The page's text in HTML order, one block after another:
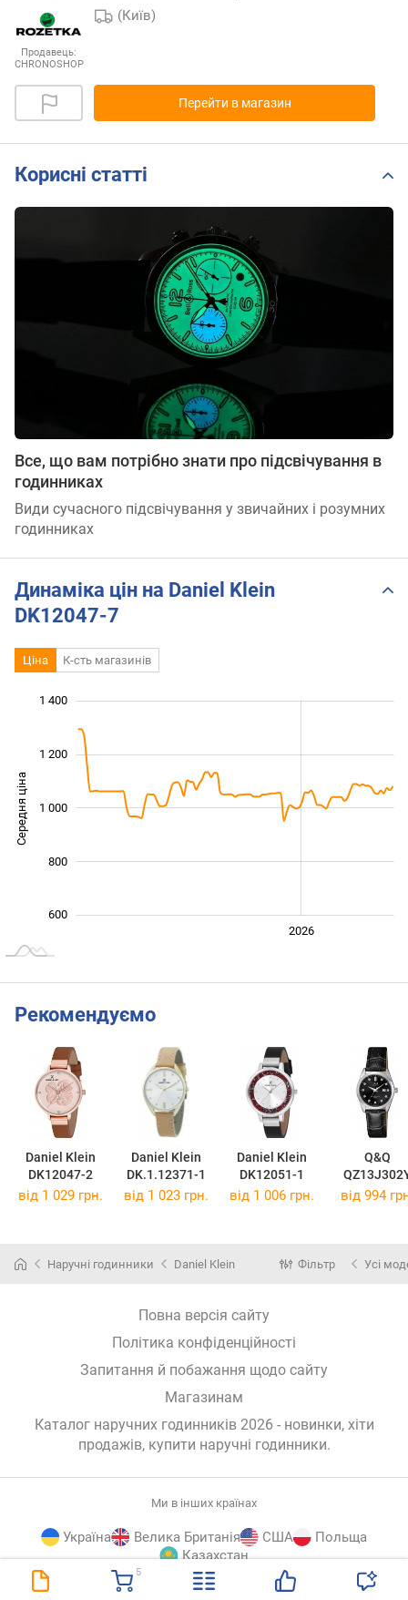
5
Продавець:
CHRONOSHOP
(Київ)
Перейти в магазин
Корисні статті
Все, що вам потрібно знати про підсвічування в
годинниках
Види сучасного підсвічування у звичайних і розумних
годинниках
Динаміка цін на Daniel Klein
DK12047-7
Ціна К-сть магазинів
Середня ціна 1 000
600
800
1 000
1 200
1 400
2026
Рекомендуємо
Daniel Klein
DK12047-2
Daniel Klein
DK.1.12371-1
Daniel Klein
DK12051-1
Q&Q
від 1 029 грн. від 1 023 грн. від 1 006 грн. від 994
Наручні годинники Daniel Klein Фільтр Усі
Повна версія сайту
Політика конфіденційності
Запитання й побажання щодо сайту
Магазинам
Каталог наручних годинників 2026 - новинки, хіти
продажів, купити наручні годинники.
Ми в інших країнах
Україна Велика Британія США
Польща
Казахстан